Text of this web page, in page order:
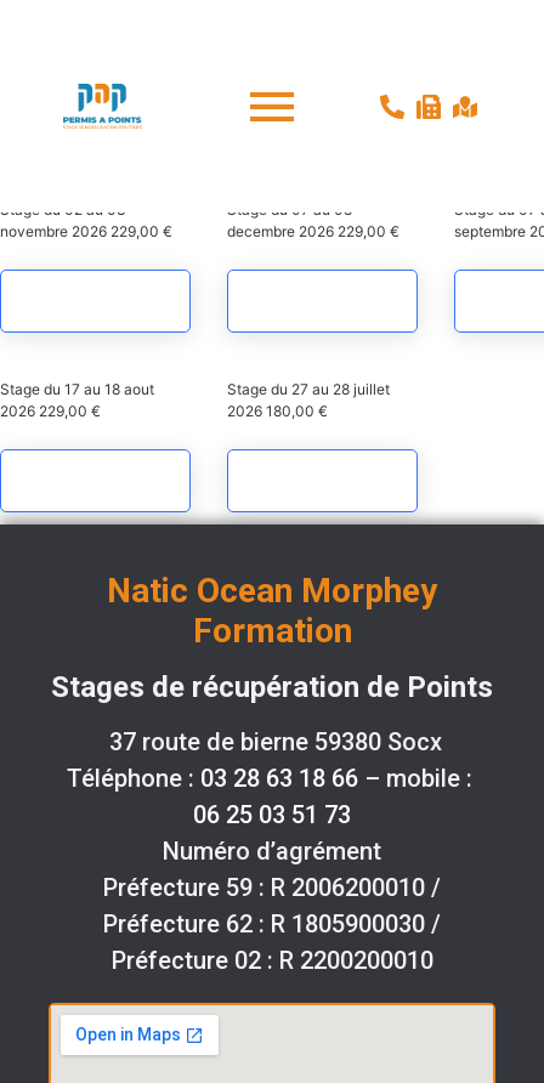
St Omer
Stage du 02 au 03
novembre 2026 229,00 €
Stage du 07 au 08
decembre 2026 229,00 €
Stage du 07
septembre
Stage du 17 au 18 aout
2026 229,00 €
Stage du 27 au 28 juillet
2026 180,00 €
Natic Ocean Morphey
Formation
Stages de récupération de Points
37 route de bierne 59380 Socx
Téléphone : 03 28 63 18 66– mobile :
06 25 03 51 73
Numéro d’agrément
Préfecture 59 : R 2006200010 /
Préfecture 62 : R 1805900030 /
Préfecture 02 : R 2200200010